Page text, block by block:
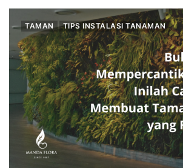
TAMAN TIPS INSTALASI TANAMAN